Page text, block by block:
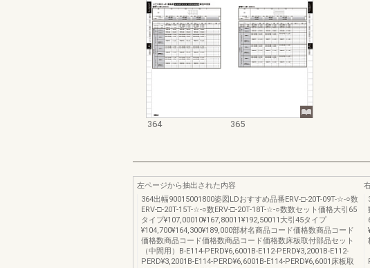
364 365
左ページから抽出された内容
364出幅90015001800姿図LDおすすめ品番ERV-□-20T-09T-☆-○数
ERV-□-20T-15T-☆-○数ERV-□-20T-18T-☆-○数数セット価格大引65
タイプ¥107,00010¥167,80011¥192,50011大引45タイプ
¥104,700¥164,300¥189,000部材名商品コード価格数商品コード
価格数商品コード価格数商品コード価格数床板取付部品セット
（中間用）B-E114-PERD¥6,6001B-E112-PERD¥3,2001B-E112-
PERD¥3,2001B-E114-PERD¥6,6001B-E114-PERD¥6,6001床板取